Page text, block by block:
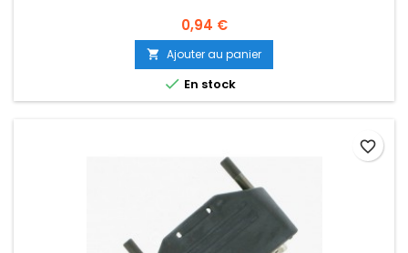
0,94 €
 Ajouter au panier
 En stock
favorite_border